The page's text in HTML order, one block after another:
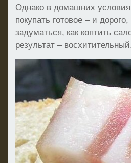
Однако в домашних
покупать готовое – и
задуматься, как коптить
результат –